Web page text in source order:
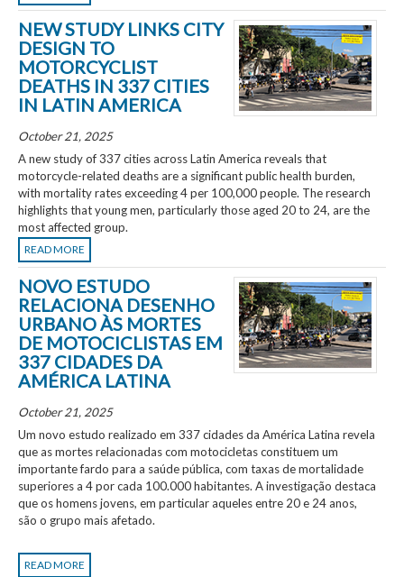
NEW STUDY LINKS CITY
DESIGN TO
MOTORCYCLIST
DEATHS IN 337 CITIES
IN LATIN AMERICA
October 21, 2025
A new study of 337 cities across Latin America reveals that
motorcycle-related deaths are a significant public health burden,
with mortality rates exceeding 4 per 100,000 people. The research
highlights that young men, particularly those aged 20 to 24, are the
most affected group.
READ MORE
NOVO ESTUDO
RELACIONA DESENHO
URBANO ÀS MORTES
DE MOTOCICLISTAS EM
337 CIDADES DA
AMÉRICA LATINA
October 21, 2025
Um novo estudo realizado em 337 cidades da América Latina revela
que as mortes relacionadas com motocicletas constituem um
importante fardo para a saúde pública, com taxas de mortalidade
superiores a 4 por cada 100.000 habitantes. A investigação destaca
que os homens jovens, em particular aqueles entre 20 e 24 anos,
são o grupo mais afetado.
READ MORE